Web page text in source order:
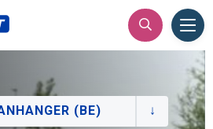
(BE)